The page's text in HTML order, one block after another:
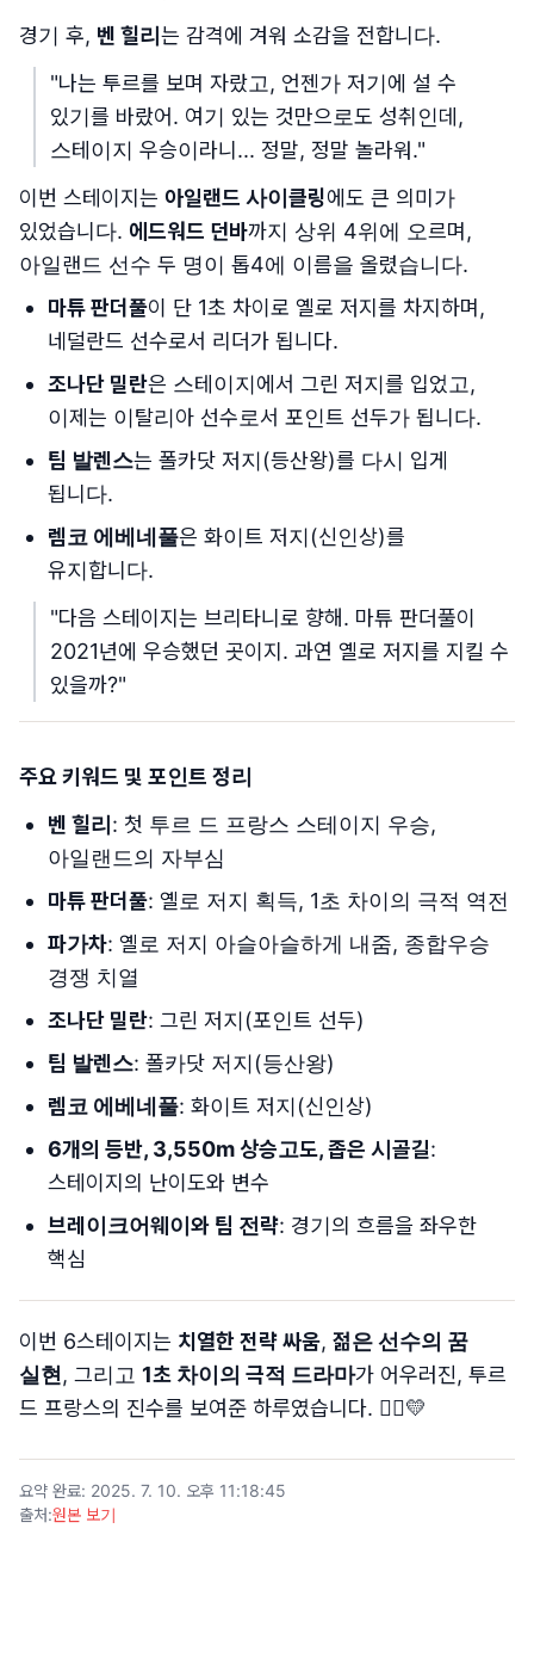
경기 후, 벤 힐리 는 감격에 겨워 소감을 전합니다.
"나는 투르를 보며 자랐고, 언젠가 저기에 설 수
있기를 바랐어. 여기 있는 것만으로도 성취인데,
스테이지 우승이라니... 정말, 정말 놀라워."
이번 스테이지는 아일랜드 사이클링에도 큰 의미가
있었습니다. 에드워드 던바까지 상위 4위에 오르며,
아일랜드 선수 두 명이 톱4에 이름을 올렸습니다.
마튜 판더풀이 단 1초 차이로 옐로 저지를 차지하며,
네덜란드 선수로서 리더가 됩니다.
조나단 밀란은 스테이지에서 그린 저지를 입었고,
이제는 이탈리아 선수로서 포인트 선두가 됩니다.
팀 발렌스는 폴카닷 저지(등산왕)를 다시 입게
됩니다.
렘코 에베네풀은 화이트 저지(신인상)를
유지합니다.
"다음 스테이지는 브리타니로 향해. 마튜 판더풀이
2021년에 우승했던 곳이지. 과연 옐로 저지를 지킬 수
있을까?"
주요 키워드 및 포인트 정리
벤 힐리 : 첫 투르 드 프랑스 스테이지 우승,
아일랜드의 자부심
마튜 판더풀: 옐로 저지 획득, 1초 차이의 극적 역전
파가차: 옐로 저지 아슬아슬하게 내줌, 종합우승
경쟁 치열
조나단 밀란: 그린 저지(포인트 선두)
팀 발렌스: 폴카닷 저지(등산왕)
렘코 에베네풀: 화이트 저지(신인상)
6개의 등반, 3,550m 상승고도, 좁은 시골길:
스테이지의 난이도와 변수
브레이크어웨이와 팀 전략: 경기의 흐름을 좌우한
핵심
이번 6스테이지는 치열한 전략 싸움, 젊은 선수의 꿈
실현 , 그리고 1초 차이의 극적 드라마가 어우러진, 투르
드 프랑스의 진수를 보여준 하루였습니다. 🚴‍♂️💛
요약 완료: 2025. 7. 10. 오후 11:18:45
출처:원본 보기